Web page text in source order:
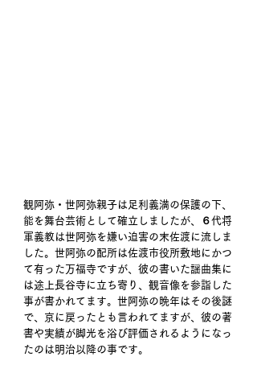
観阿弥・世阿弥親子は足利義満の保護の下、
能を舞台芸術として確立しましたが、６代将
軍義教は世阿弥を嫌い迫害の末佐渡に流しま
した。世阿弥の配所は佐渡市役所敷地にかつ
て有った万福寺ですが、彼の書いた謡曲集に
は途上長谷寺に立ち寄り、観音像を参詣した
事が書かれてます。世阿弥の晩年はその後謎
で、京に戻ったとも言われてますが、彼の著
書や実績が脚光を浴び評価されるようになっ
たのは明治以降の事です。